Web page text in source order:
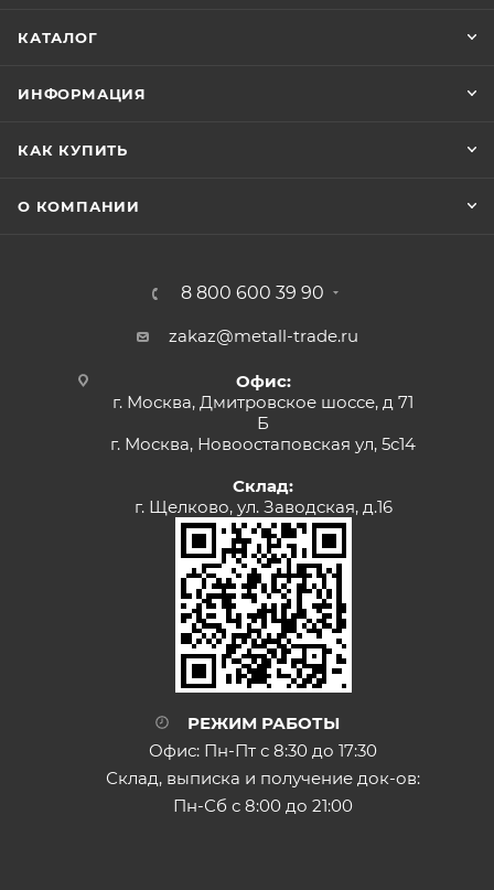
КАТАЛОГ
ИНФОРМАЦИЯ
КАК КУПИТЬ
О КОМПАНИИ
8 800 600 39 90
zakaz@metall-trade.ru
Офис:
г. Москва, Дмитровское шоссе, д 71
Б
г. Москва, Новоостаповская ул, 5с14
Склад:
г. Щелково, ул. Заводская, д.16
РЕЖИМ РАБОТЫ
Офис: Пн-Пт с 8:30 до 17:30
Склад, выписка и получение док-ов:
Пн-Сб с 8:00 до 21:00